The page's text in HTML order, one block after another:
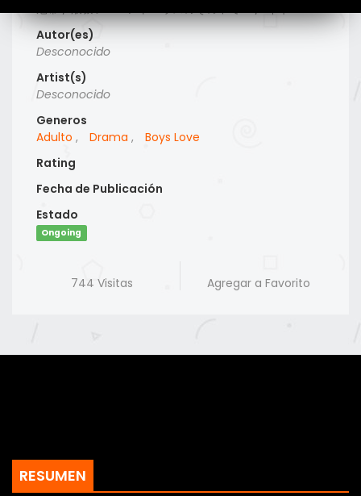
厄幕 / 液祓い〜ペントハウスのその中で〜 / 액막
Autor(es)
Desconocido
Artist(s)
Desconocido
Generos
Adulto , Drama ,
Boys Love
Rating
Fecha de Publicación
Estado
Ongoing
744 Visitas Agregar a Favorito
RESUMEN